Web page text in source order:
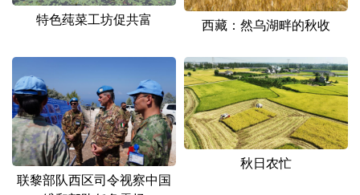
特色莼菜工坊促共富 西藏：然乌湖畔的秋收
联黎部队西区司令视察中国
秋日农忙